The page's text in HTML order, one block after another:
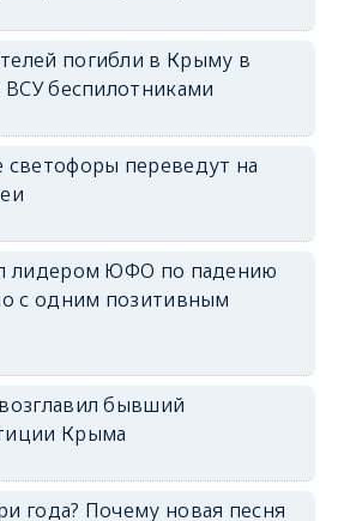
погибли в Крыму в
ВСУ беспилотниками
светофоры переведут на
лидером ЮФО по падению
с одним позитивным
бывший
Крыма
года? Почему новая песня